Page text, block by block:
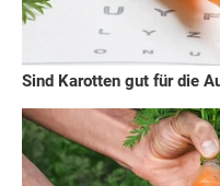
Sind Karotten gut für die